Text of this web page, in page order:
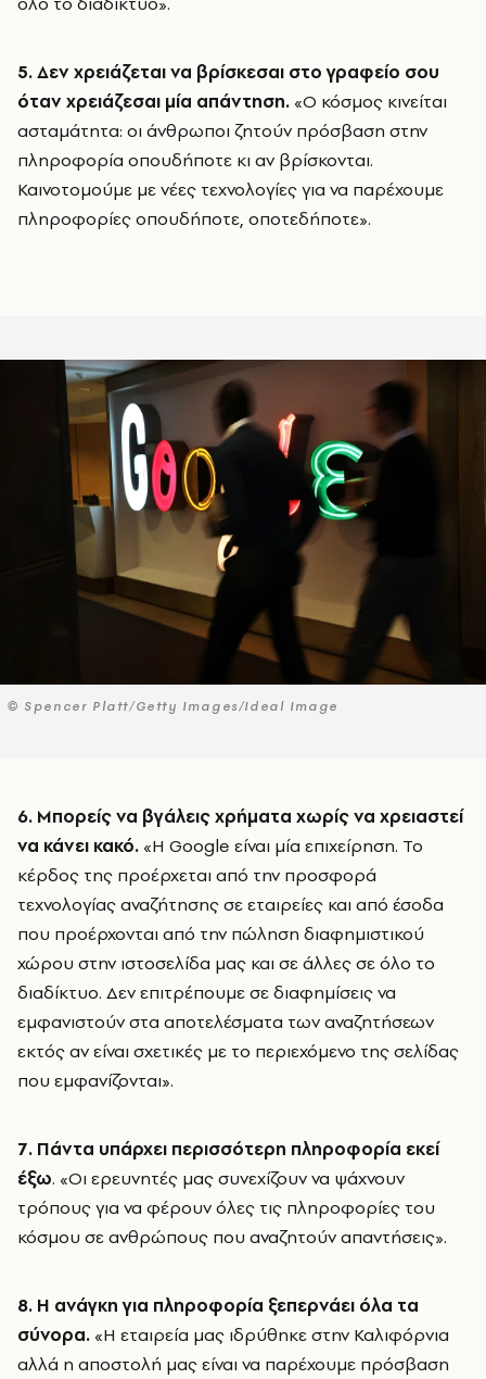
5. Δεν χρειάζεται να βρίσκεσαι στο γραφείο σου
όταν χρειάζεσαι μία απάντηση. «Ο κόσμος κινείται
ασταμάτητα: οι άνθρωποι ζητούν πρόσβαση στην
πληροφορία οπουδήποτε κι αν βρίσκονται.
Καινοτομούμε με νέες τεχνολογίες για να παρέχουμε
πληροφορίες οπουδήποτε, οποτεδήποτε».
© Spencer Platt/Getty Images/Ideal Image
6. Μπορείς να βγάλεις χρήματα χωρίς να χρειαστεί
να κάνει κακό. «Η Google είναι μία επιχείρηση. Το
κέρδος της προέρχεται από την προσφορά
τεχνολογίας αναζήτησης σε εταιρείες και από έσοδα
που προέρχονται από την πώληση διαφημιστικού
χώρου στην ιστοσελίδα μας και σε άλλες σε όλο το
διαδίκτυο. Δεν επιτρέπουμε σε διαφημίσεις να
εμφανιστούν στα αποτελέσματα των αναζητήσεων
εκτός αν είναι σχετικές με το περιεχόμενο της σελίδας
που εμφανίζονται».
7. Πάντα υπάρχει περισσότερη πληροφορία εκεί
έξω. «Οι ερευνητές μας συνεχίζουν να ψάχνουν
τρόπους για να φέρουν όλες τις πληροφορίες του
κόσμου σε ανθρώπους που αναζητούν απαντήσεις».
8. Η ανάγκη για πληροφορία ξεπερνάει όλα τα
σύνορα. «Η εταιρεία μας ιδρύθηκε στην Καλιφόρνια
αλλά η αποστολή μας είναι να παρέχουμε πρόσβαση